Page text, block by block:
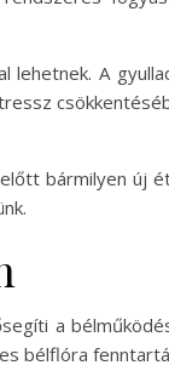
lehetnek. A
bármilyen új
a
bélflóra